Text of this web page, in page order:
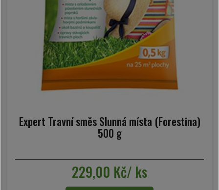
Expert Travní směs Slunná místa (Forestina)
500 g
229,00 Kč/ ks